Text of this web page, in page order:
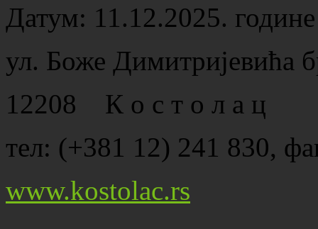
Датум: 11.12.2025. године
ул. Боже Димитријевића
12208 К о с т о л а ц
тел: (+381 12) 241 830,
www.kostolac.rs